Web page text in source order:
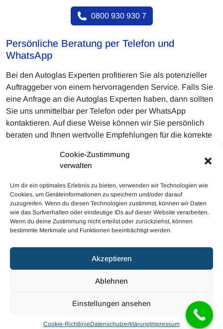
Cookie-Zustimmung
verwalten
Um dir ein optimales Erlebnis zu bieten, verwenden wir Technologien wie
Cookies, um Geräteinformationen zu speichern und/oder darauf
zuzugreifen. Wenn du diesen Technologien zustimmst, können wir Daten
wie das Surfverhalten oder eindeutige IDs auf dieser Website verarbeiten.
Wenn du deine Zustimmung nicht erteilst oder zurückziehst, können
bestimmte Merkmale und Funktionen beeinträchtigt werden.
Akzeptieren
Ablehnen
Einstellungen ansehen
Cookie-RichtlinieDatenschutzerklärungImpressum
0800 930 930 7
Persönliche Beratung per Telefon und
WhatsApp
Bei den Autoglas Experten profitieren Sie als potenzieller
Auftraggeber von einem hervorragenden Service. Falls Sie
eine Anfrage an die Autoglas Experten haben, dann sollten
Sie uns unmittelbar per Telefon oder per WhatsApp
kontaktieren. Auf diese Weise können wir Sie persönlich
beraten und Ihnen wertvolle Empfehlungen für die korrekte
WhatsApp auch direkt einen Vor Ort Termin mit den
Autoglas Experten arrangieren. Dadurch ist für die
unkomplizierte Erledigung gesorgt.
© 2023 Mobiler Autoglas